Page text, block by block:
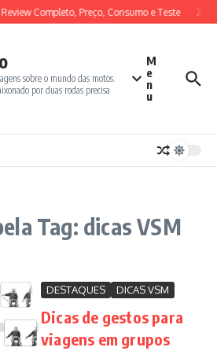
Completo, Preço, Consumo e Teste
sobre o mundo das motos.
por duas rodas precisa
M
e
n
u
Tag: dicas VSM
DESTAQUES DICAS VSM
Dicas de gestos para
viagens em grupos